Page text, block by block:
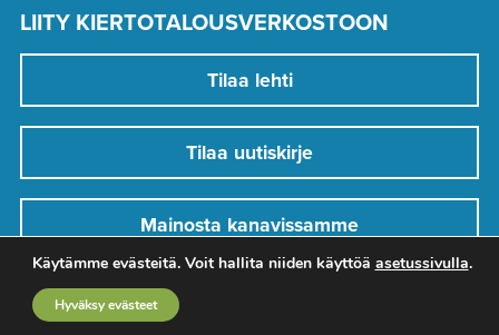
LIITY KIERTOTALOUSVERKOSTOON
Tilaa lehti
Tilaa uutiskirje
Mainosta kanavissamme
Käytämme evästeitä. Voit hallita niiden käyttöä asetussivulla.
Hyväksy evästeet